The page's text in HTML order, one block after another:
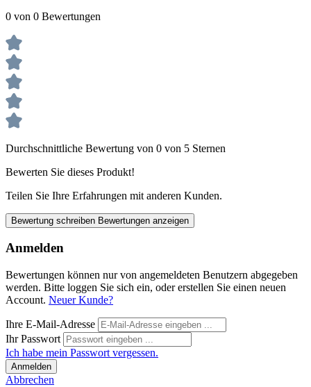
0 von 0 Bewertungen
Durchschnittliche Bewertung von 0 von 5 Sternen
Bewerten Sie dieses Produkt!
Teilen Sie Ihre Erfahrungen mit anderen Kunden.
Bewertung schreiben Bewertungen anzeigen
Anmelden
Bewertungen können nur von angemeldeten Benutzern abgegeben
werden. Bitte loggen Sie sich ein, oder erstellen Sie einen neuen
Account. Neuer Kunde?
Ihre E-Mail-Adresse
Ihr Passwort
Ich habe mein Passwort vergessen.
Anmelden
Abbrechen